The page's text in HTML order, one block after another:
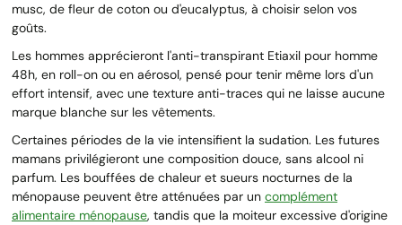
musc, de fleur de coton ou d'eucalyptus, à choisir selon vos
goûts.
Les hommes apprécieront l'anti-transpirant Etiaxil pour homme
48h, en roll-on ou en aérosol, pensé pour tenir même lors d'un
effort intensif, avec une texture anti-traces qui ne laisse aucune
marque blanche sur les vêtements.
Certaines périodes de la vie intensifient la sudation. Les futures
mamans privilégieront une composition douce, sans alcool ni
parfum. Les bouffées de chaleur et sueurs nocturnes de la
ménopause peuvent être atténuées par un complément
alimentaire ménopause, tandis que la moiteur excessive d'origine